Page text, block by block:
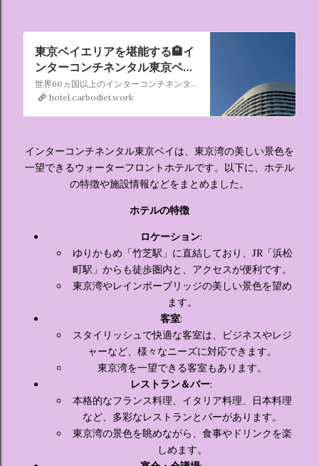
東京ベイエリアを堪能する🏨イ
ンターコンチネンタル東京ベイ
2022/04/09～10
世界60ヵ国以上のインターコンチネンタル ホテルズ&リゾーツから受け継ぐ質の高いホスピタリティを皆様へ。 目の前に広がる都会とベイサイドの贅なる景色を眺めながら、 ホテル インターコンチネンタル 東京ベイでゆったりと流れる極上の時間をご堪能ください。
hotel.carbodiet.work
インターコンチネンタル東京ベイは、東京湾の美しい景色を
一望できるウォーターフロントホテルです。以下に、ホテル
の特徴や施設情報などをまとめました。
ホテルの特徴
ロケーション:
ゆりかもめ「竹芝駅」に直結しており、JR「浜松
町駅」からも徒歩圏内と、アクセスが便利です。
東京湾やレインボーブリッジの美しい景色を望め
ます。
客室:
スタイリッシュで快適な客室は、ビジネスやレジ
ャーなど、様々なニーズに対応できます。
東京湾を一望できる客室もあります。
レストラン＆バー:
本格的なフランス料理、イタリア料理、日本料理
など、多彩なレストランとバーがあります。
東京湾の景色を眺めながら、食事やドリンクを楽
しめます。